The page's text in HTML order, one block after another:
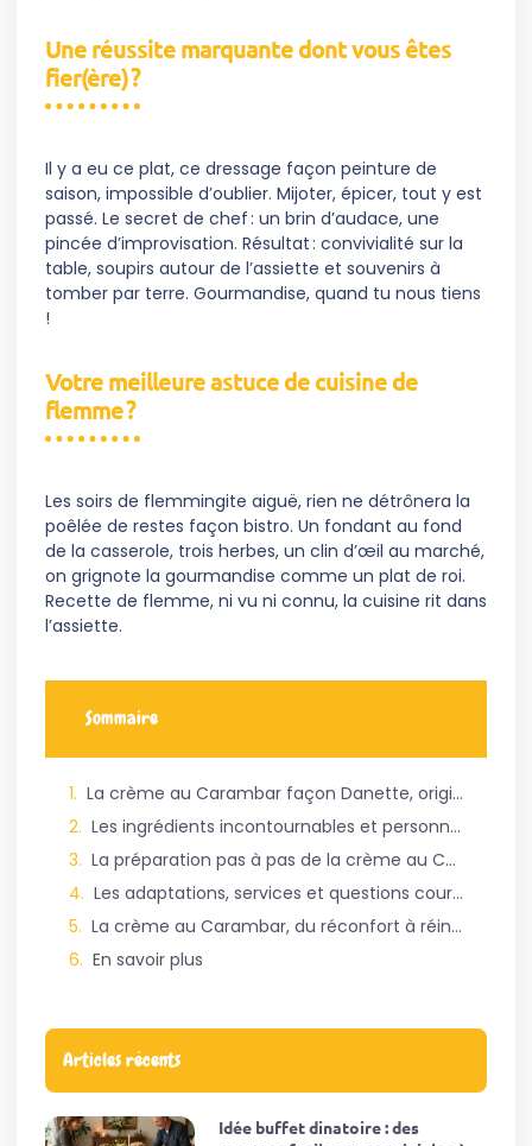
Une réussite marquante dont vous êtes
fier(ère) ?
Il y a eu ce plat, ce dressage façon peinture de
saison, impossible d’oublier. Mijoter, épicer, tout y est
passé. Le secret de chef : un brin d’audace, une
pincée d’improvisation. Résultat : convivialité sur la
table, soupirs autour de l’assiette et souvenirs à
tomber par terre. Gourmandise, quand tu nous tiens
!
Votre meilleure astuce de cuisine de
flemme ?
Les soirs de flemmingite aiguë, rien ne détrônera la
poêlée de restes façon bistro. Un fondant au fond
de la casserole, trois herbes, un clin d’œil au marché,
on grignote la gourmandise comme un plat de roi.
Recette de flemme, ni vu ni connu, la cuisine rit dans
l’assiette.
Sommaire
La crème au Carambar façon Danette, origine et enjeux du dessert régressif
Les ingrédients incontournables et personnalisables pour réussir sa crème au Carambar
La préparation pas à pas de la crème au Carambar façon Danette, méthodes et conseils
Les adaptations, services et questions courantes autour de la crème au Carambar façon Danette
La crème au Carambar, du réconfort à réinventer sans fin
En savoir plus
Articles récents
Idée buffet dinatoire : des